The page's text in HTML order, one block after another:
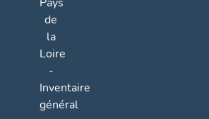
de
la
Loire
-
Inventaire
général